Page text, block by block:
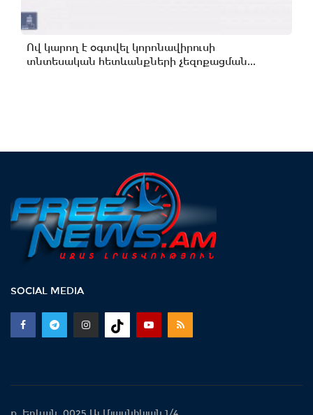
Ով կարող է օգտվել կորոնավիրուսի
տնտեսական հետևանքների չեզոքացման...
SOCIAL MEDIA